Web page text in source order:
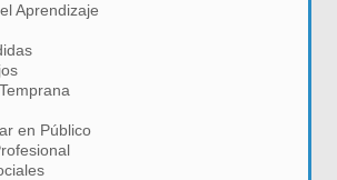
Aprendizaje
en Público